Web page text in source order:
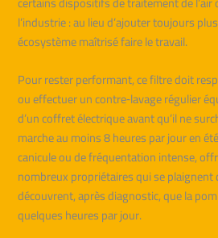
l’industrie : au lieu d’ajouter toujours
écosystème maîtrisé faire le travail.
Pour rester performant, ce filtre doit
ou effectuer un contre‑lavage régulier
d’un coffret électrique avant qu’il ne
marche au moins 8 heures par jour en
canicule ou de fréquentation intense,
nombreux propriétaires qui se plaignent
découvrent, après diagnostic, que la
quelques heures par jour.